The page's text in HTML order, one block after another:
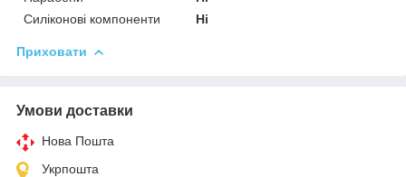
Силіконові компоненти
Ні
Приховати
Умови доставки
Нова Пошта
Укрпошта